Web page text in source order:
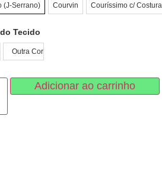
(J-Serrano) Courvin Couríssimo c/ Costura
Tecido
Outra Cor
Adicionar ao carrinho